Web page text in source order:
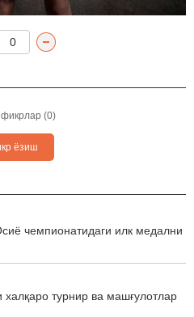
0
(0)
ёзиш
чемпионатидаги илк медални
турнир ва машғулотлар